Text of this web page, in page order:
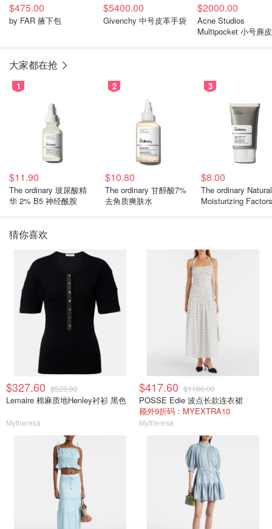
$475.00
by FAR 腋下包
$5400.00
Givenchy 中号皮革手袋
$2000.00
Acne Studios
Multipocket 小号麂
大家都在抢
1
$11.90
The ordinary 玻尿酸精
华 2% B5 神经酰胺
2
$10.80
The ordinary 甘醇酸7%
去角质爽肤水
3
$8.00
The ordinary Natural
Moisturizing
猜你喜欢
$327.60 $520.00
Lemaire 棉麻质地Henley衬衫 黑色
Mytheresa
$417.60 $1160.00
POSSE Edie 波点长款连衣裙
额外9折码：MYEXTRA10
Mytheresa